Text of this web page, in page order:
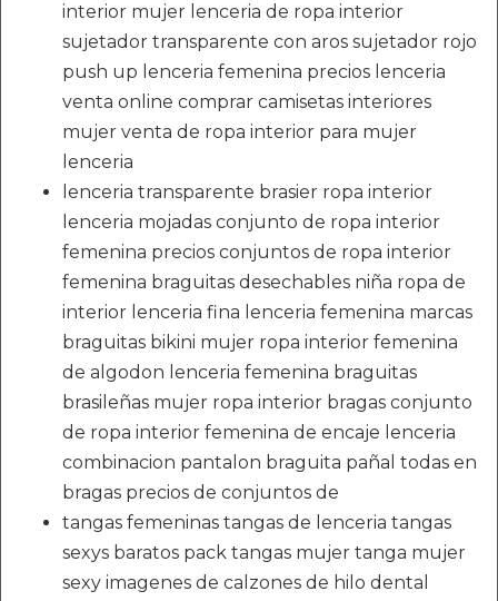
interior mujer lenceria de ropa interior
sujetador transparente con aros sujetador rojo
push up lenceria femenina precios lenceria
venta online comprar camisetas interiores
mujer venta de ropa interior para mujer
lenceria
lenceria transparente brasier ropa interior
lenceria mojadas conjunto de ropa interior
femenina precios conjuntos de ropa interior
femenina braguitas desechables niña ropa de
interior lenceria fina lenceria femenina marcas
braguitas bikini mujer ropa interior femenina
de algodon lenceria femenina braguitas
brasileñas mujer ropa interior bragas conjunto
de ropa interior femenina de encaje lenceria
combinacion pantalon braguita pañal todas en
bragas precios de conjuntos de
tangas femeninas tangas de lenceria tangas
sexys baratos pack tangas mujer tanga mujer
sexy imagenes de calzones de hilo dental